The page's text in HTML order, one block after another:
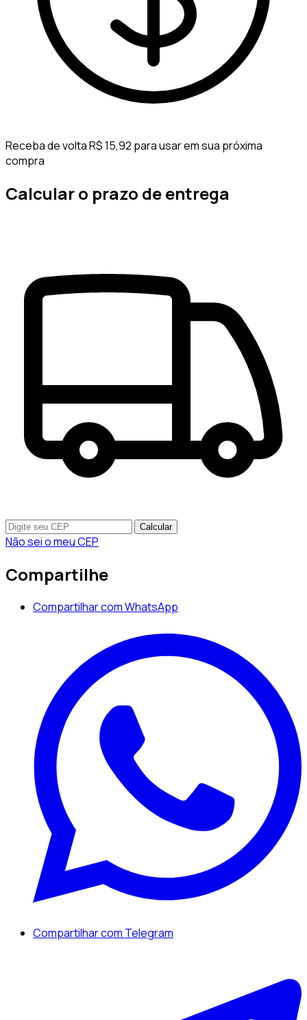
Receba de volta R$ 15,92 para usar em sua próxima
compra
Calcular o prazo de entrega
Calcular
Não sei o meu CEP
Compartilhe
Compartilhar com WhatsApp
Compartilhar com Telegram